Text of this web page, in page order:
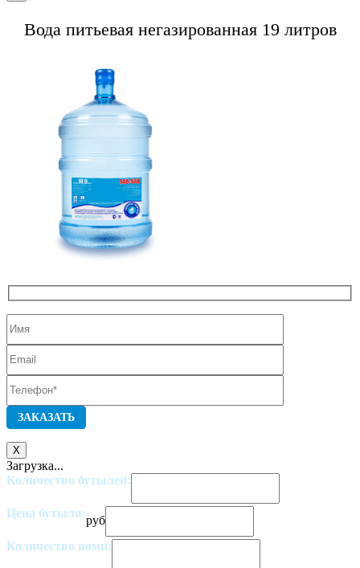
Вода питьевая негазированная 19 литров
X
Загрузка...
Количество бутылей:
Цена бутыля:
руб
Количество помп: